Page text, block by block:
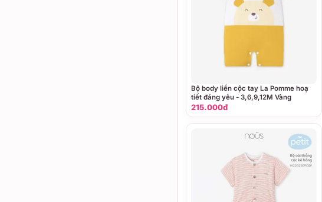
Bộ body liền cộc tay La Pomme hoạ
tiết đáng yêu - 3,6,9,12M Vàng
215.000đ